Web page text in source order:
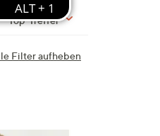
Top-Treffer
Filter aufheben